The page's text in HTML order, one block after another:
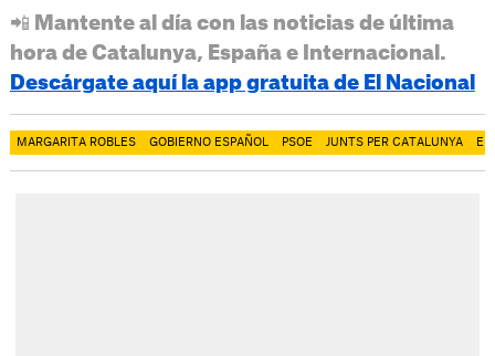
📲 Mantente al día con las noticias de última
hora de Catalunya, España e Internacional.
Descárgate aquí la app gratuita de El Nacional
MARGARITA ROBLES GOBIERNO ESPAÑOL PSOE JUNTS PER CATALUNYA